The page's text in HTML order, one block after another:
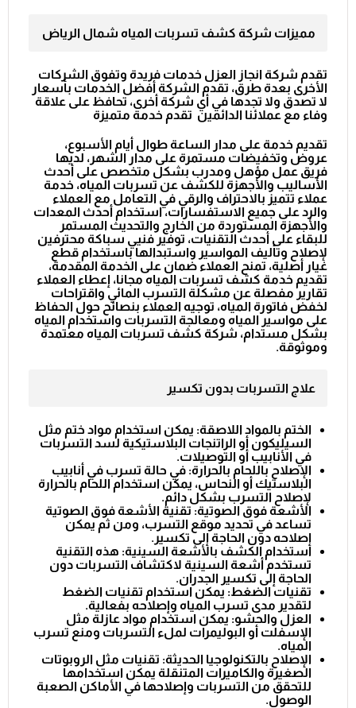
مميزات شركة كشف تسربات المياه شمال الرياض
تقدم شركة انجاز العزل خدمات فريدة وتفوق الشركات
الأخرى بعدة طرق، تقدم الشركة أفضل الخدمات بأسعار
لا تصدق ولا تجدها في أي شركة أخرى، تحافظ على علاقة
وفاء مع عملائنا الدائمين تقدم خدمة متميزة
تقديم خدمة على مدار الساعة طوال أيام الأسبوع،
عروض وتخفيضات مستمرة على مدار الشهر، لديها
فريق عمل مؤهل ومدرب بشكل متخصص على أحدث
الأساليب والأجهزة للكشف عن تسربات المياه، خدمة
عملاء تتميز بالاحتراف والرقي في التعامل مع العملاء
والرد على جميع الاستفسارات، استخدام أحدث المعدات
والأجهزة المستوردة من الخارج والتحديث المستمر
للبقاء على أحدث التقنيات، توفير فنيي سباكة محترفين
لإصلاح وتأليف المواسير واستبدالها باستخدام قطع
غيار أصلية، تمنح العملاء ضمان على الخدمة المقدمة،
تقديم خدمة كشف تسربات المياه مجانا، إعطاء العملاء
تقارير مفصلة عن مشكلة التسرب المائي واقتراحات
لخفض فاتورة المياه، توجيه العملاء بنصائح حول الحفاظ
على مواسير المياه ومعالجة التسربات واستخدام المياه
بشكل مستدام، شركة كشف تسربات المياه معتمدة
وموثوقة.
علاج التسربات بدون تكسير
الختم بالمواد اللاصقة: يمكن استخدام مواد ختم مثل
السيليكون أو الراتنجات البلاستيكية لسد التسربات
في الأنابيب أو التوصيلات.
الإصلاح باللحام بالحرارة: في حالة تسرب في أنابيب
البلاستيك أو النحاس، يمكن استخدام اللحام بالحرارة
لإصلاح التسرب بشكل دائم.
الأشعة فوق الصوتية: تقنية الأشعة فوق الصوتية
تساعد في تحديد موقع التسرب، ومن ثم يمكن
إصلاحه دون الحاجة إلى تكسير.
استخدام الكشف بالأشعة السينية: هذه التقنية
تستخدم أشعة السينية لاكتشاف التسربات دون
الحاجة إلى تكسير الجدران.
تقنيات الضغط: يمكن استخدام تقنيات الضغط
لتقدير مدى تسرب المياه وإصلاحه بفعالية.
العزل والحشو: يمكن استخدام مواد عازلة مثل
الإسفلت أو البوليمرات لملء التسربات ومنع تسرب
المياه.
الإصلاح بالتكنولوجيا الحديثة: تقنيات مثل الروبوتات
الصغيرة والكاميرات المتنقلة يمكن استخدامها
للتحقق من التسربات وإصلاحها في الأماكن الصعبة
الوصول.